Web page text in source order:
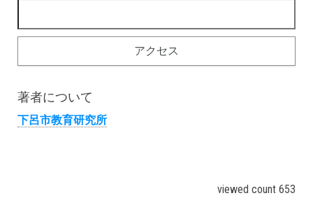
著者について
下呂市教育研究所
viewed count 653